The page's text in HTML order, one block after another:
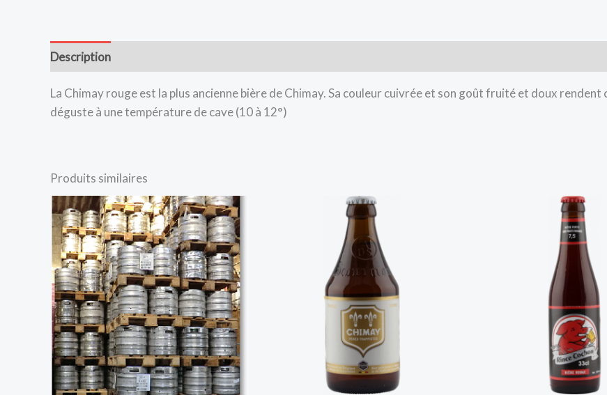
Description
La Chimay rouge est la plus ancienne bière de Chimay. Sa couleur cuivrée et son goût fruité et doux
déguste à une température de cave (10 à 12°)
Produits similaires